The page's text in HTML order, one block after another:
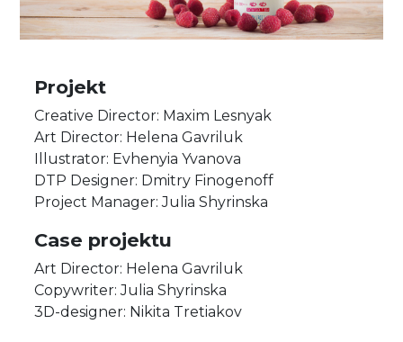
Projekt
Creative Director: Maxim Lesnyak
Art Director: Helena Gavriluk
Illustrator: Evhenyia Yvanova
DTP Designer: Dmitry Finogenoff
Project Manager: Julia Shyrinska
Case projektu
Art Director: Helena Gavriluk
Copywriter: Julia Shyrinska
3D-designer: Nikita Tretiakov